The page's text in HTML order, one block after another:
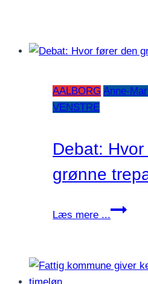
AALBORG Anne-
VENSTRE
Debat:
grønne
Læs mere ...
Debat:
grønne